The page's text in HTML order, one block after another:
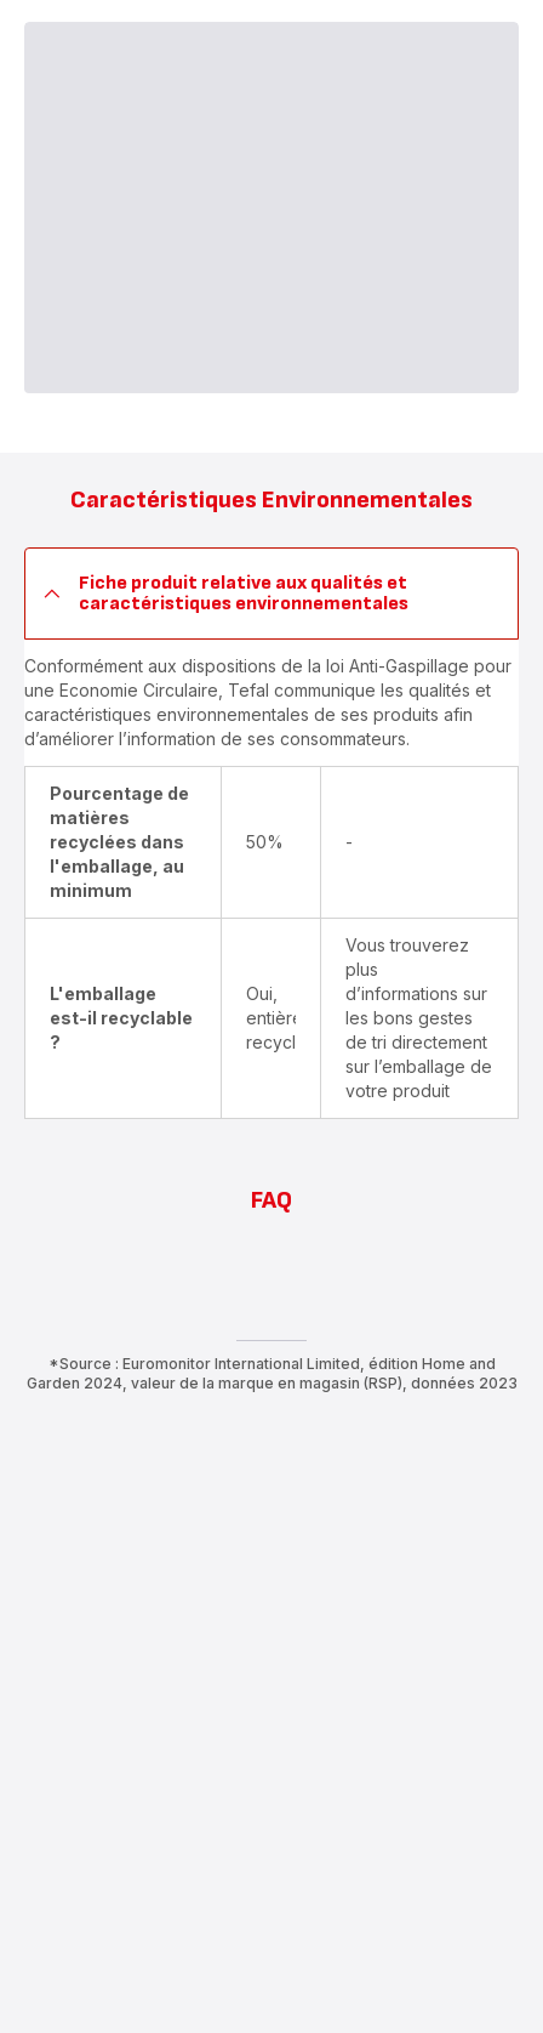
Caractéristiques Environnementales
Fiche produit relative aux qualités et
caractéristiques environnementales
Conformément aux dispositions de la loi Anti-Gaspillage pour
une Economie Circulaire, Tefal communique les qualités et
caractéristiques environnementales de ses produits afin
d’améliorer l’information de ses consommateurs.
Pourcentage de
matières
recyclées dans
l'emballage, au
minimum
50% -
L'emballage
est-il recyclable
?
Oui,
entièrement
recyclable
Vous trouverez
plus
d’informations sur
les bons gestes
de tri directement
sur l’emballage de
votre produit
FAQ
*Source : Euromonitor International Limited, édition Home and
Garden 2024, valeur de la marque en magasin (RSP), données 2023